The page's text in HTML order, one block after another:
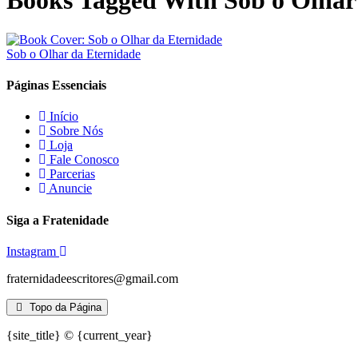
Sob o Olhar da Eternidade
Páginas Essenciais
Início
Sobre Nós
Loja
Fale Conosco
Parcerias
Anuncie
Siga a Fratenidade
Instagram
fraternidadeescritores@gmail.com
Topo da Página
{site_title} © {current_year}